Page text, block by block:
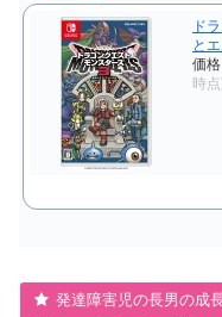
ド
と
価
時
発達障害児の長男の成